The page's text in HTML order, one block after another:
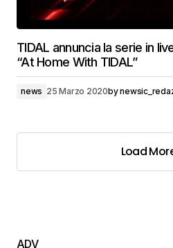
TIDAL annuncia la serie in
“At Home With TIDAL”
news 25 Marzo 2020by
Load
Load
ADV